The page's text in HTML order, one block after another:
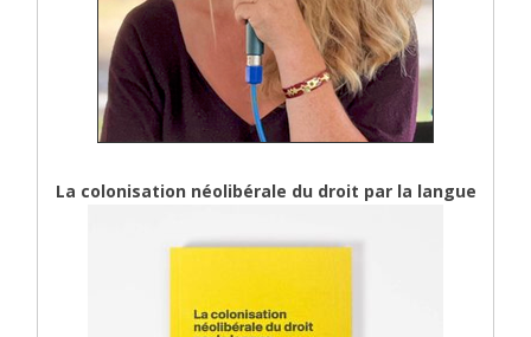
La colonisation néolibérale du droit par la langue